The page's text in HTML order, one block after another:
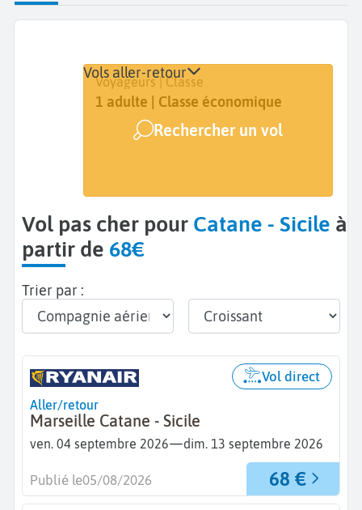
Départ
De...
Dates
Dates de votre voyage
Voyageurs | Classe
1 adulte | Classe économique
Rechercher un vol
Vols aller-retour
Vol pas cher pour Catane - Sicile à
partir de 68€
Trier par :
Aller/retour
Marseille Catane - Sicile
ven. 04 septembre 2026—dim. 13 septembre 2026
Vol direct
68 €
Publié le05/08/2026